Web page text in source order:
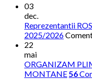
03
dec.
Reprezentantii
2025/2026
22
mai
ORGANIZAM
MONTANE56